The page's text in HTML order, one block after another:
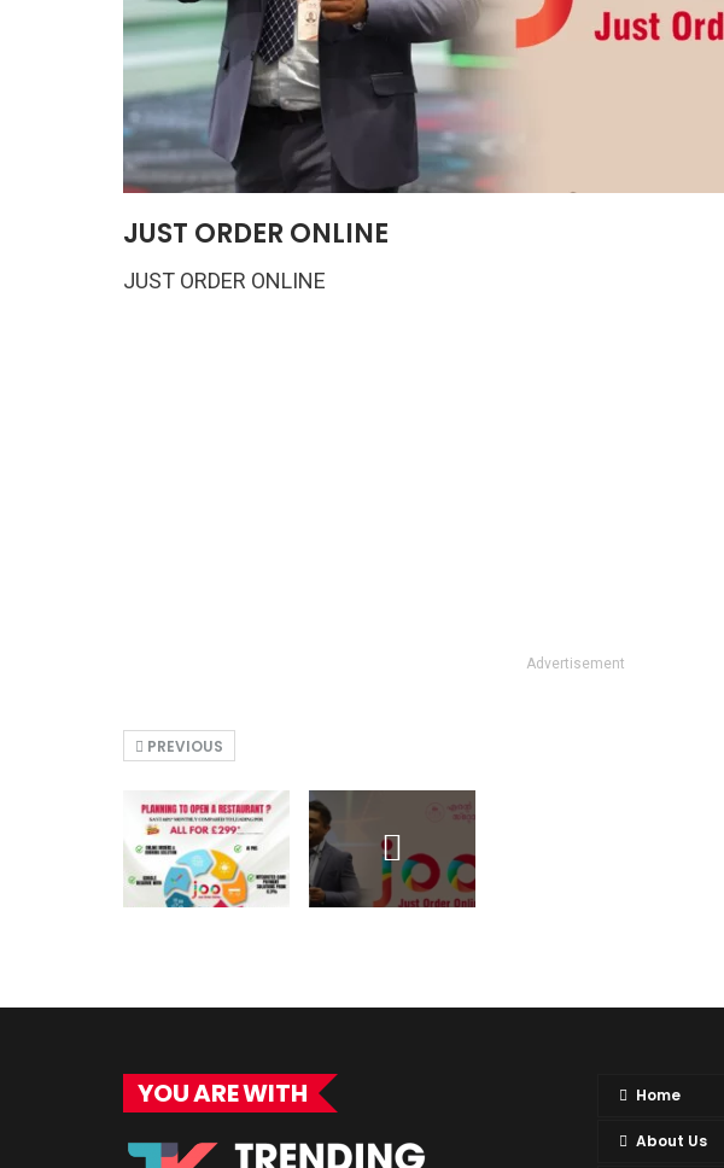
JUST ORDER ONLINE
JUST ORDER ONLINE
Advertisement
PREVIOUS
YOU ARE WITH Home
About Us